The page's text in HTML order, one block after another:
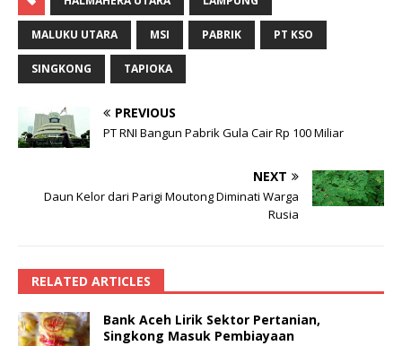
MALUKU UTARA MSI PABRIK PT KSO
SINGKONG TAPIOKA
PREVIOUS
PT RNI Bangun Pabrik Gula Cair Rp 100 Miliar
NEXT
Daun Kelor dari Parigi Moutong Diminati Warga
Rusia
RELATED ARTICLES
Bank Aceh Lirik Sektor Pertanian,
Singkong Masuk Pembiayaan